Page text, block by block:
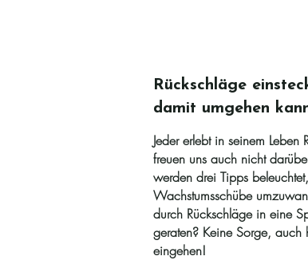
Rückschläge
damit umgehen
Jeder erlebt in seinem
freuen uns auch nicht
werden drei Tipps
Wachstumsschübe
durch Rückschläge in eine
geraten? Keine Sorge,
eingehen!